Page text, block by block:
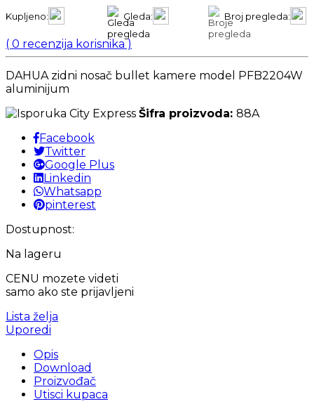
Kupljeno: Gleda: Broj pregleda:
( 0 recenzija korisnika )
DAHUA zidni nosač bullet kamere model PFB2204W
aluminijum
Šifra proizvoda: 88A
Facebook
Twitter
Google Plus
Linkedin
Whatsapp
pinterest
Dostupnost:
Na lageru
CENU mozete videti
samo ako ste prijavljeni
Lista želja
Uporedi
Opis
Download
Proizvođač
Utisci kupaca